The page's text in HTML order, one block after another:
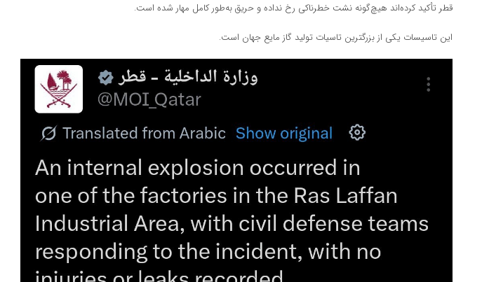
قطر تأکید کرده‌اند هیچ‌گونه نشت خطرناکی رخ نداده و حریق به‌طور کامل مهار شده است.
این تاسیسات یکی از بزرگترین تاسیات تولید گاز مایع جهان است.